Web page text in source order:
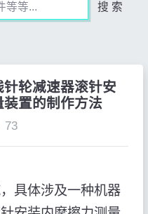
搜 索
轮减速器滚针安
置的制作方法
具体涉及一种机器